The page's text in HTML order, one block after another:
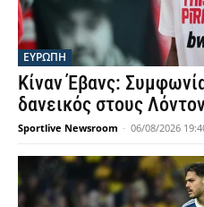
ΕΥΡΩΠΗ
Κίναν Έβανς:
δανεικός στους
Sportlive Newsroom - 06/08/2026